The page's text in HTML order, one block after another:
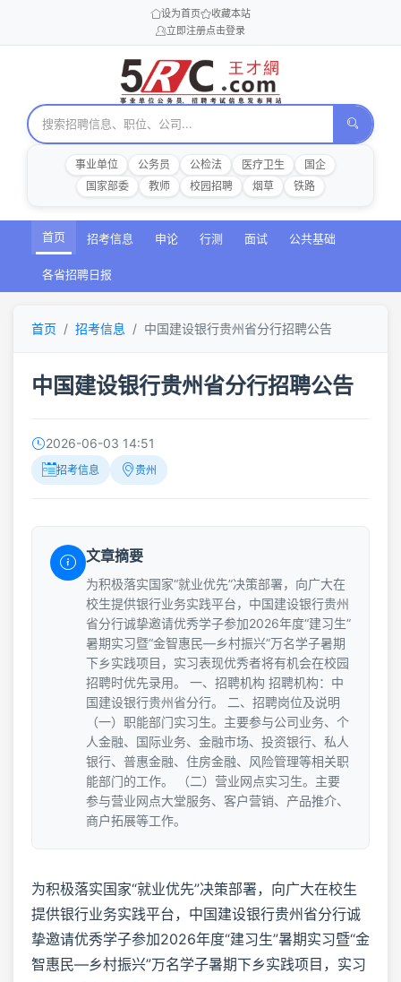
设为首页
收藏本站
立即注册点击登录
事业单位 公务员 公检法 医疗卫生
国企
国家部委
教师 校园招聘 烟草 铁路
首页 招考信息 申论 行测 面试 公共基础
各省招聘日报
首页 招考信息 中国建设银行贵州省分行招聘公告
中国建设银行贵州省分行招聘公告
2026-06-03 14:51
招考信息 贵州
文章摘要
为积极落实国家“就业优先”决策部署，向广大在
校生提供银行业务实践平台，中国建设银行贵州
省分行诚挚邀请优秀学子参加2026年度“建习生”
暑期实习暨“金智惠民—乡村振兴”万名学子暑期
下乡实践项目，实习表现优秀者将有机会在校园
招聘时优先录用。 一、招聘机构 招聘机构：中
国建设银行贵州省分行。 二、招聘岗位及说明
（一）职能部门实习生。主要参与公司业务、个
人金融、国际业务、金融市场、投资银行、私人
银行、普惠金融、住房金融、风险管理等相关职
能部门的工作。 （二）营业网点实习生。主要
参与营业网点大堂服务、客户营销、产品推介、
商户拓展等工作。
为积极落实国家“就业优先”决策部署，向广大在校生
提供银行业务实践平台，中国建设银行贵州省分行诚
挚邀请优秀学子参加2026年度“建习生”暑期实习暨“金
智惠民—乡村振兴”万名学子暑期下乡实践项目，实习